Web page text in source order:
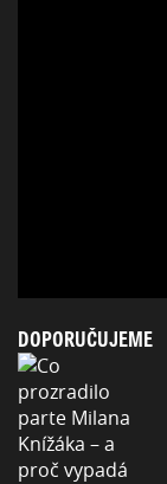
DOPORUČUJEME